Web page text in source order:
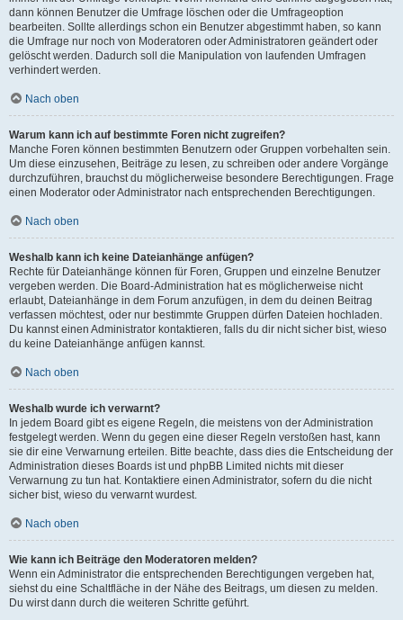
dann können Benutzer die Umfrage löschen oder die Umfrageoption
bearbeiten. Sollte allerdings schon ein Benutzer abgestimmt haben, so kann
die Umfrage nur noch von Moderatoren oder Administratoren geändert oder
gelöscht werden. Dadurch soll die Manipulation von laufenden Umfragen
verhindert werden.
Nach oben
Warum kann ich auf bestimmte Foren nicht zugreifen?
Manche Foren können bestimmten Benutzern oder Gruppen vorbehalten sein.
Um diese einzusehen, Beiträge zu lesen, zu schreiben oder andere Vorgänge
durchzuführen, brauchst du möglicherweise besondere Berechtigungen. Frage
einen Moderator oder Administrator nach entsprechenden Berechtigungen.
Nach oben
Weshalb kann ich keine Dateianhänge anfügen?
Rechte für Dateianhänge können für Foren, Gruppen und einzelne Benutzer
vergeben werden. Die Board-Administration hat es möglicherweise nicht
erlaubt, Dateianhänge in dem Forum anzufügen, in dem du deinen Beitrag
verfassen möchtest, oder nur bestimmte Gruppen dürfen Dateien hochladen.
Du kannst einen Administrator kontaktieren, falls du dir nicht sicher bist, wieso
du keine Dateianhänge anfügen kannst.
Nach oben
Weshalb wurde ich verwarnt?
In jedem Board gibt es eigene Regeln, die meistens von der Administration
festgelegt werden. Wenn du gegen eine dieser Regeln verstoßen hast, kann
sie dir eine Verwarnung erteilen. Bitte beachte, dass dies die Entscheidung der
Administration dieses Boards ist und phpBB Limited nichts mit dieser
Verwarnung zu tun hat. Kontaktiere einen Administrator, sofern du die nicht
sicher bist, wieso du verwarnt wurdest.
Nach oben
Wie kann ich Beiträge den Moderatoren melden?
Wenn ein Administrator die entsprechenden Berechtigungen vergeben hat,
siehst du eine Schaltfläche in der Nähe des Beitrags, um diesen zu melden.
Du wirst dann durch die weiteren Schritte geführt.